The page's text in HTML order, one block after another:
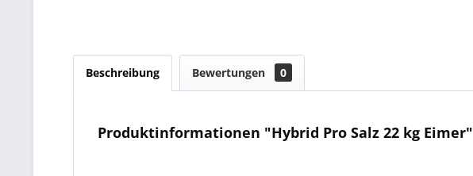
Beschreibung Bewertungen 0
Produktinformationen "Hybrid Pro Salz 22 kg Eimer"